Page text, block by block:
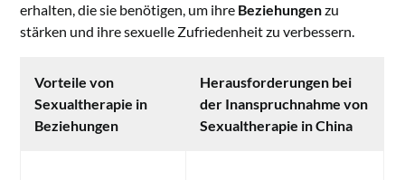
erhalten, die sie benötigen, um ihre Beziehungenzu
stärken und ihre sexuelle Zufriedenheit zu verbessern.
Vorteile von
Sexualtherapie in
Beziehungen
Herausforderungen bei
der Inanspruchnahme von
Sexualtherapie in China